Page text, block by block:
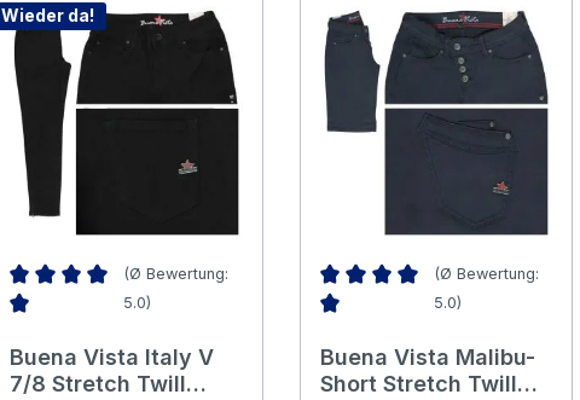
Wieder da!
(Ø Bewertung:
5.0)
Buena Vista Italy V
7/8 Stretch Twill
(Ø Bewertung:
5.0)
Buena Vista Malibu-
Short Stretch Twill